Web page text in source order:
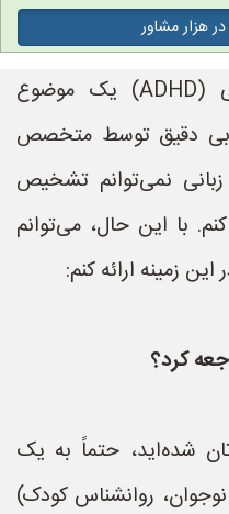
هزار مشاور
تشخیص و درمان بیش‌فعالی (ADHD) یک موضوع
دقیق توسط متخصص
نمی‌توانم تشخیص
با این حال، می‌توانم
زمینه ارائه کنم:
کرد؟
شده‌اید، حتماً به یک
روانشناس کودک)